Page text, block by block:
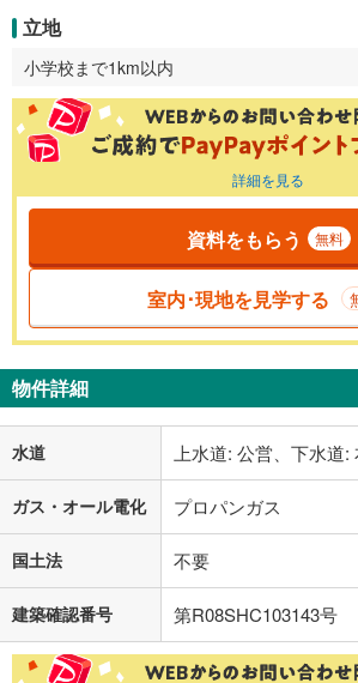
立地
小学校まで1km以内
詳細を見る
資料をもらう 無料
室内･現地を見学する
物件詳細
水道 上水道: 公営、下水道:
ガス・オール電化 プロパンガス
国土法 不要
建築確認番号 第R08SHC103143号